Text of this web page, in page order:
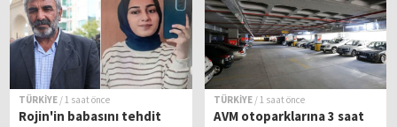
TÜRKİYE / 1 saat önce
Rojin'in babasını tehdit
TÜRKİYE / 1 saat önce
AVM otoparklarına 3 saat